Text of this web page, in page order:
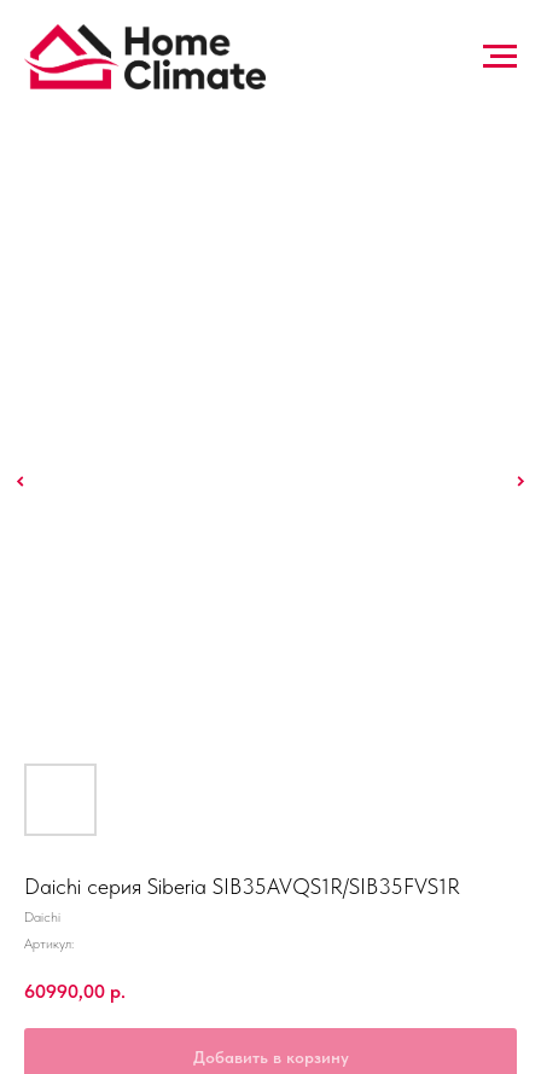
Daichi серия Siberia SIB35AVQS1R/SIB35FVS1R
Daichi
Артикул:
60990,00 р.
Добавить в корзину